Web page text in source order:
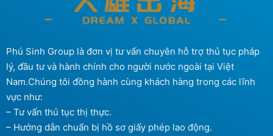
Phú Sinh Group là đơn vị tư vấn chuyên hỗ trợ thủ tục pháp
lý, đầu tư và hành chính cho người nước ngoài tại Việt
Nam.Chúng tôi đồng hành cùng khách hàng trong các lĩnh
vực như:
– Tư vấn thủ tục thị thực.
– Hướng dẫn chuẩn bị hồ sơ giấy phép lao động.